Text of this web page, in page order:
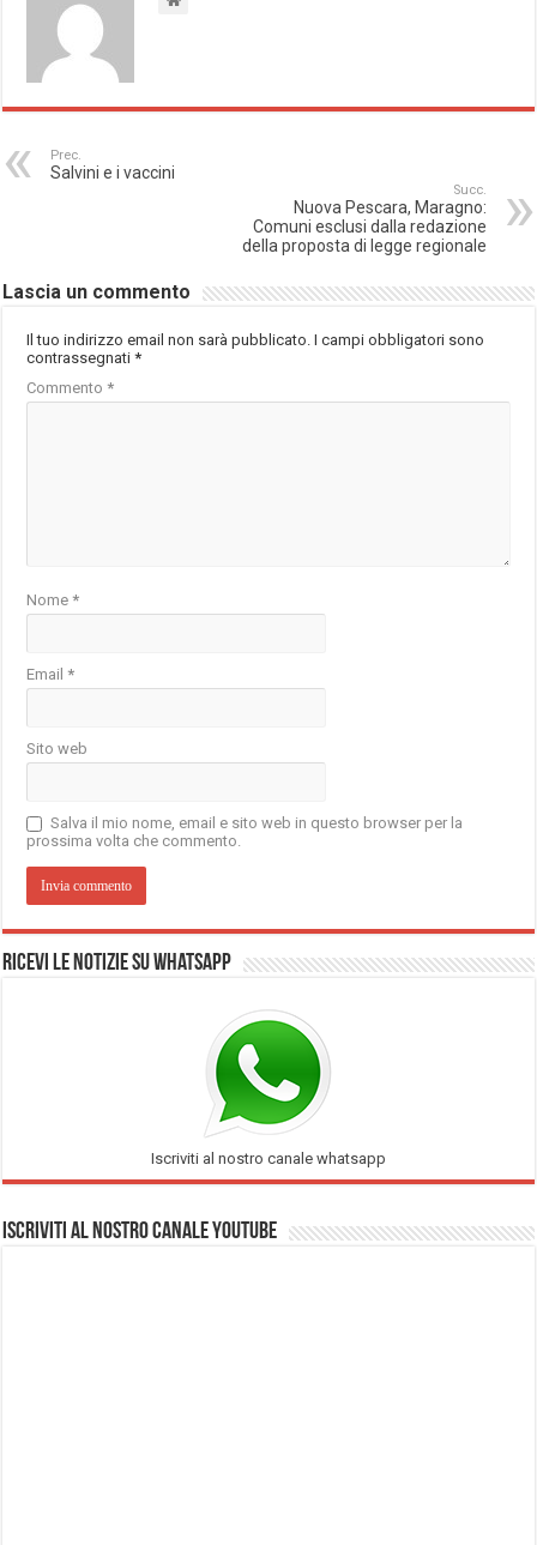
Prec.
Salvini e i vaccini
Succ.
Nuova Pescara, Maragno:
Comuni esclusi dalla redazione
della proposta di legge regionale
Lascia un commento
Il tuo indirizzo email non sarà pubblicato. I campi obbligatori sono
contrassegnati*
Commento*
Nome*
Email*
Sito web
Salva il mio nome, email e sito web in questo browser per la
prossima volta che commento.
Ricevi le notizie su Whatsapp
Iscriviti al nostro canale whatsapp
Iscriviti al nostro Canale Youtube